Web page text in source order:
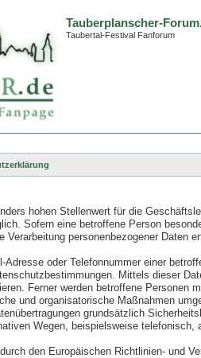
Tauberplanscher-
Taubertal-Festival Fanforum
hohen Stellenwert für die
Sofern eine betroffene Person
personenbezogener
oder Telefonnummer einer
Mittels dieser
Ferner werden betroffene
und organisatorische Maßnahmen
grundsätzlich
Wegen, beispielsweise telefonisch,
den Europäischen Richtlinien- und